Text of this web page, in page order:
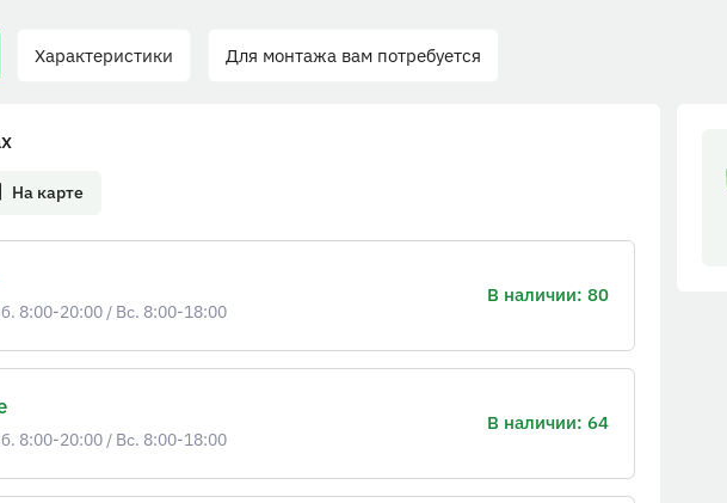
Характеристики Для монтажа вам потребуется
На карте
8:00-20:00 / Вс. 8:00-18:00
В наличии: 80
8:00-20:00 / Вс. 8:00-18:00
В наличии: 64